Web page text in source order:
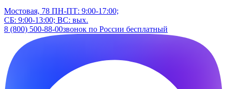
Мостовая, 78 ПН-ПТ: 9:00-17:00;
СБ: 9:00-13:00; ВС: вых.
8 (800) 500-88-00звонок по России бесплатный